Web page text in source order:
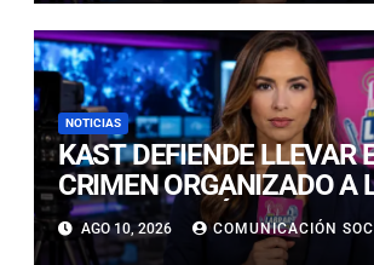
NOTICIAS
KAST DEFIENDE LLEVAR
CRIMEN ORGANIZADO A
CONSTITUCIÓN Y
CONGRESO A TRAMITAR
AGO 10, 2026 COMUNICACIÓN